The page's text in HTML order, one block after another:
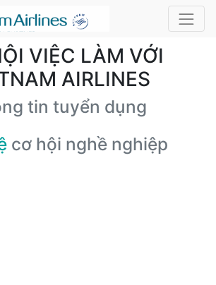
VIỆC LÀM VỚI
AIRLINES
tin tuyển dụng
cơ hội nghề nghiệp